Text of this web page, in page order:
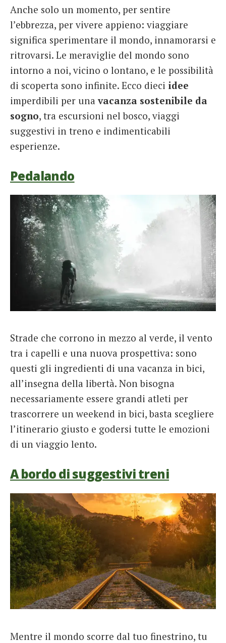
French
Italiano
Anche solo un momento, per sentire
l’ebbrezza, per vivere appieno: viaggiare
significa sperimentare il mondo, innamorarsi e
ritrovarsi. Le meraviglie del mondo sono
intorno a noi, vicino o lontano, e le possibilità
di scoperta sono infinite. Ecco dieci idee
imperdibili per unavacanza sostenibile da
sogno, tra escursioni nel bosco, viaggi
suggestivi in treno e indimenticabili
esperienze.
Pedalando
Strade che corrono in mezzo al verde, il vento
tra i capelli e una nuova prospettiva: sono
questi gli ingredienti di una vacanza in bici,
all’insegna della libertà. Non bisogna
necessariamente essere grandi atleti per
trascorrere un weekend in bici, basta scegliere
l’itinerario giusto e godersi tutte le emozioni
di un viaggio lento.
A bordo di suggestivi treni
Mentre il mondo scorre dal tuo finestrino, tu